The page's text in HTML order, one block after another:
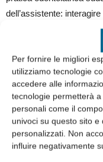
Per fornire le migliori
utilizziamo tecnologie
accedere alle
tecnologie permetterà
personali come il
univoci su questo sito
personalizzati. Non
influire negativamente
dell’assistente:
dell’equipe
allestire spazi e
secondo protocolli e
all’odontoiatra;
amministrativo-contabile.
Sopri di più sul
Odontoiatrico